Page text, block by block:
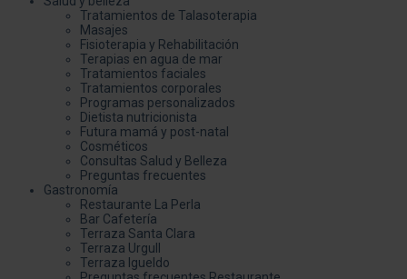
Tratamientos de Talasoterapia
Masajes
Fisioterapia y Rehabilitación
Terapias en agua de mar
Tratamientos faciales
Tratamientos corporales
Programas personalizados
Dietista nutricionista
Futura mamá y post-natal
Cosméticos
Consultas Salud y Belleza
Preguntas frecuentes
Gastronomía
Restaurante La Perla
Bar Cafetería
Terraza Santa Clara
Terraza Urgull
Terraza Igueldo